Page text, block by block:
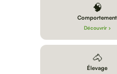
🧠
Comportement
Découvrir ›
🐴
Élevage